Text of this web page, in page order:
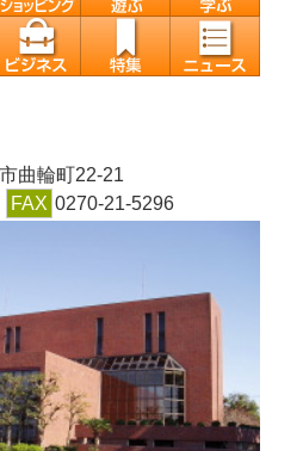
曲輪町22-21
FAX 0270-21-5296